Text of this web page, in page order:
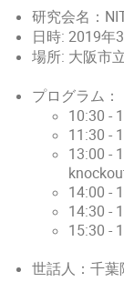
研究会名：
日時: 2019年
場所: 大阪市
プログラム：
10:30 -
11:30 -
13:00 -
14:00 -
14:30 -
15:30 -
世話人：千